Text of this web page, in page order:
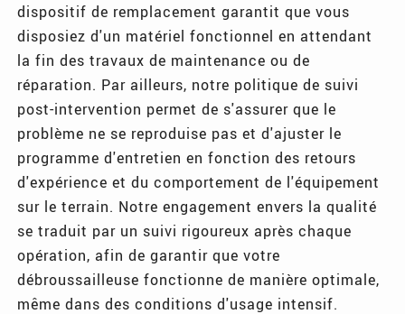
dispositif de remplacement garantit que vous
disposiez d'un matériel fonctionnel en attendant
la fin des travaux de maintenance ou de
réparation. Par ailleurs, notre politique de suivi
post-intervention permet de s'assurer que le
problème ne se reproduise pas et d'ajuster le
programme d'entretien en fonction des retours
d'expérience et du comportement de l'équipement
sur le terrain. Notre engagement envers la qualité
se traduit par un suivi rigoureux après chaque
opération, afin de garantir que votre
débroussailleuse fonctionne de manière optimale,
même dans des conditions d'usage intensif.